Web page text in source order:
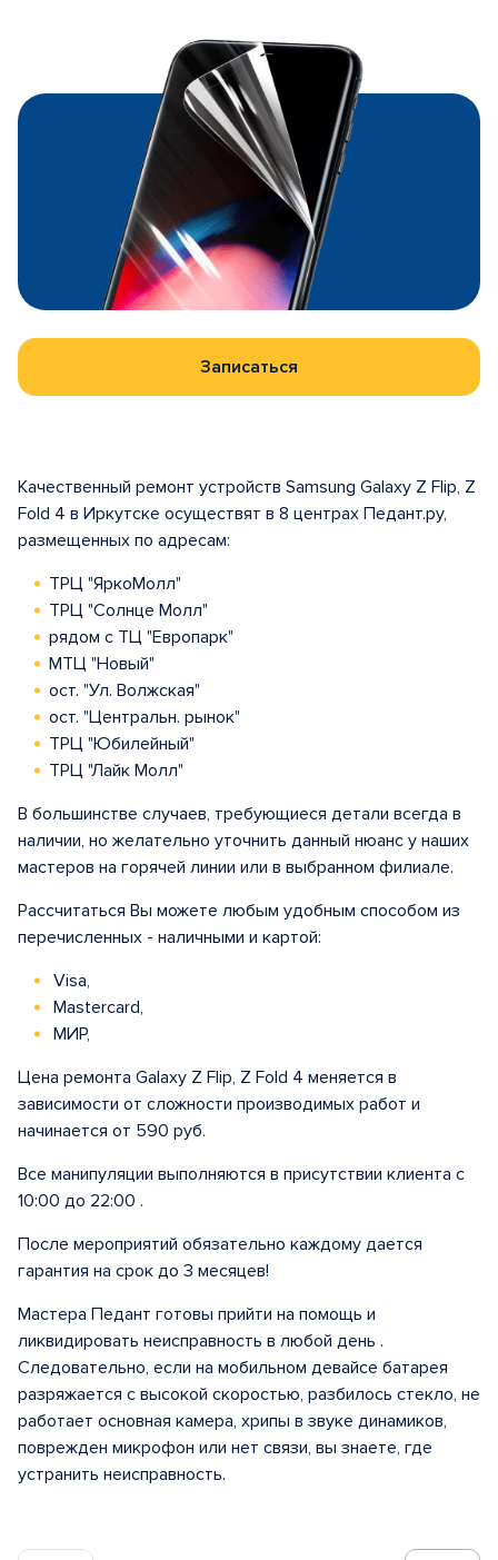
Записаться
Качественный ремонт устройств Samsung Galaxy Z Flip, Z
Fold 4 в Иркутске осуществят в 8 центрах Педант.ру,
размещенных по адресам:
ТРЦ "ЯркоМолл"
ТРЦ "Солнце Молл"
рядом с ТЦ "Европарк"
МТЦ "Новый"
ост. "Ул. Волжская"
ост. "Центральн. рынок"
ТРЦ "Юбилейный"
ТРЦ "Лайк Молл"
В большинстве случаев, требующиеся детали всегда в
наличии, но желательно уточнить данный нюанс у наших
мастеров на горячей линии или в выбранном филиале.
Рассчитаться Вы можете любым удобным способом из
перечисленных - наличными и картой:
Visa,
Mastercard,
МИР,
Цена ремонта Galaxy Z Flip, Z Fold 4 меняется в
зависимости от сложности производимых работ и
начинается от 590 руб.
Все манипуляции выполняются в присутствии клиента с
10:00 до 22:00 .
После мероприятий обязательно каждому дается
гарантия на срок до 3 месяцев!
Мастера Педант готовы прийти на помощь и
ликвидировать неисправность в любой день .
Следовательно, если на мобильном девайсе батарея
разряжается с высокой скоростью, разбилось стекло, не
работает основная камера, хрипы в звуке динамиков,
поврежден микрофон или нет связи, вы знаете, где
устранить неисправность.